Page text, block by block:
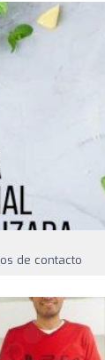
de contacto